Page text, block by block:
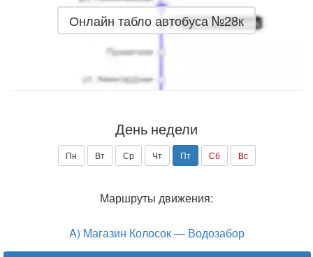
Онлайн табло автобуса №28к
День недели
Пн Вт Ср Чт Пт Сб Вс
Маршруты движения:
A) Магазин Колосок — Водозабор